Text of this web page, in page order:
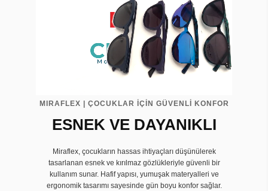
MIRAFLEX | ÇOCUKLAR İÇİN GÜVENLİ KONFOR
ESNEK VE DAYANIKLI
Miraflex, çocukların hassas ihtiyaçları düşünülerek
tasarlanan esnek ve kırılmaz gözlükleriyle güvenli bir
kullanım sunar. Hafif yapısı, yumuşak materyalleri ve
ergonomik tasarımı sayesinde gün boyu konfor sağlar.